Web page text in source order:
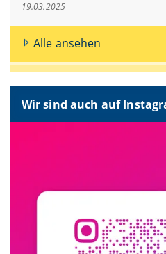
19.03.2025
Alle ansehen
Wir sind auch auf